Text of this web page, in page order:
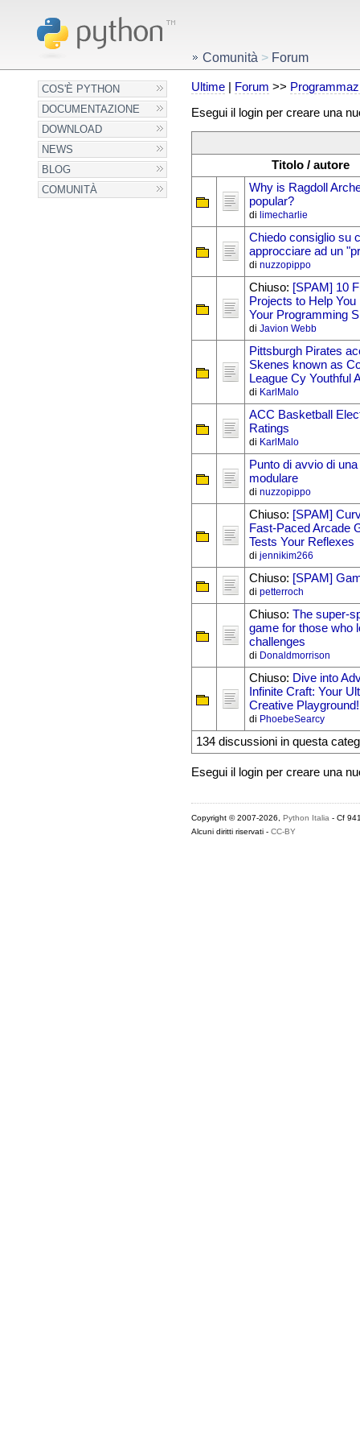
COS'È PYTHON
DOCUMENTAZIONE
DOWNLOAD
NEWS
BLOG
COMUNITÀ
Comunità > Forum
Ultime| Forum >>
Esegui il login per creare una
Titolo / autore
Why is Ragdoll
popular?
di limecharlie
Chiedo consiglio su
approcciare ad un
di nuzzopippo
Chiuso: [SPAM] 10
Projects to Help
Your Programming
di Javion Webb
Pittsburgh Pirates
Skenes known as
League Cy Youthful
di KarlMalo
ACC Basketball
Ratings
di KarlMalo
Punto di avvio di
modulare
di nuzzopippo
Chiuso: [SPAM]
Fast-Paced Arcade
Tests Your Reflexes
di jennikim266
Chiuso: [SPAM]
di petterroch
Chiuso: The super-
game for those who
challenges
di Donaldmorrison
Chiuso: Dive into
Infinite Craft: Your
Creative Playground!
di PhoebeSearcy
134 discussioni in questa
Esegui il login per creare una
Copyright © 2007-2026, Python Italia - Cf
Alcuni diritti riservati - CC-BY